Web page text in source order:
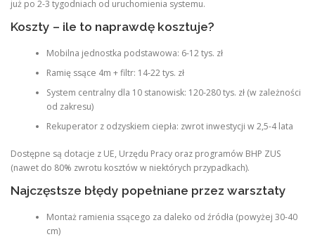
już po 2-3 tygodniach od uruchomienia systemu.
Koszty – ile to naprawdę kosztuje?
Mobilna jednostka podstawowa: 6-12 tys. zł
Ramię ssące 4m + filtr: 14-22 tys. zł
System centralny dla 10 stanowisk: 120-280 tys. zł (w zależności
od zakresu)
Rekuperator z odzyskiem ciepła: zwrot inwestycji w 2,5-4 lata
Dostępne są dotacje z UE, Urzędu Pracy oraz programów BHP ZUS
(nawet do 80% zwrotu kosztów w niektórych przypadkach).
Najczęstsze błędy popełniane przez warsztaty
Montaż ramienia ssącego za daleko od źródła (powyżej 30-40
cm)